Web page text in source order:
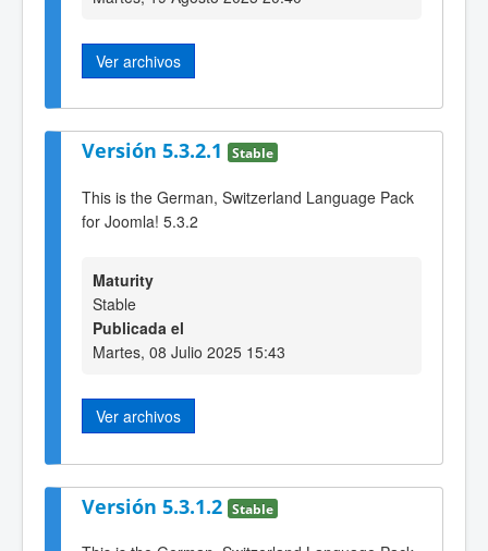
Ver archivos
Versión 5.3.2.1 Stable
This is the German, Switzerland Language Pack
for Joomla! 5.3.2
Maturity
Stable
Publicada el
Martes, 08 Julio 2025 15:43
Ver archivos
Versión 5.3.1.2 Stable